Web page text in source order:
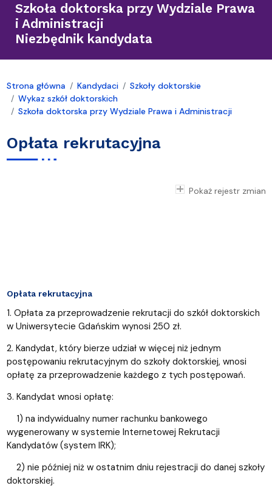
Szkoła doktorska przy Wydziale Prawa
i Administracji
Niezbędnik kandydata
Strona główna Kandydaci
Szkoły doktorskie
Wykaz szkół doktorskich
Szkoła doktorska przy Wydziale Prawa i Administracji
Opłata rekrutacyjna
Pokaż rejestr zmian
Opłata rekrutacyjna
1. Opłata za przeprowadzenie rekrutacji do szkół doktorskich
w Uniwersytecie Gdańskim wynosi 250 zł.
2. Kandydat, który bierze udział w więcej niż jednym
postępowaniu rekrutacyjnym do szkoły doktorskiej, wnosi
opłatę za przeprowadzenie każdego z tych postępowań.
3. Kandydat wnosi opłatę:
1) na indywidualny numer rachunku bankowego
wygenerowany w systemie Internetowej Rekrutacji
Kandydatów (system IRK);
2) nie później niż w ostatnim dniu rejestracji do danej szkoły
doktorskiej.